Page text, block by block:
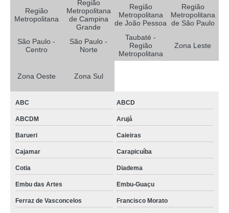
Região
Metropolitana
Região
Metropolitana
de Campina
Grande
Região
Metropolitana
de João Pessoa
Região
Metropolitana
de São Paulo
São Paulo -
Centro
São Paulo -
Norte
Taubaté -
Região
Metropolitana
Zona Leste
Zona Oeste Zona Sul
ABC ABCD
ABCDM Arujá
Barueri Caieiras
Cajamar Carapicuíba
Cotia Diadema
Embu das Artes Embu-Guaçu
Ferraz de Vasconcelos Francisco Morato